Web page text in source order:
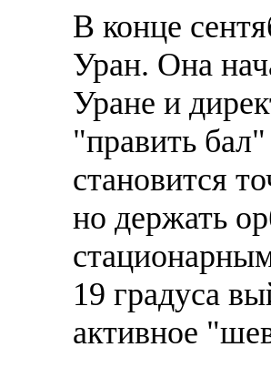
В конце
Уран. Она
Уране и
"править
становится
но держать
19 градуса
активное